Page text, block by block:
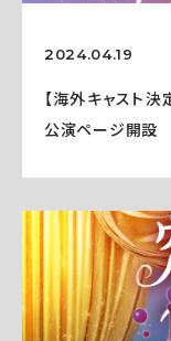
2024.04.19
【海外キャスト
公演ページ開設